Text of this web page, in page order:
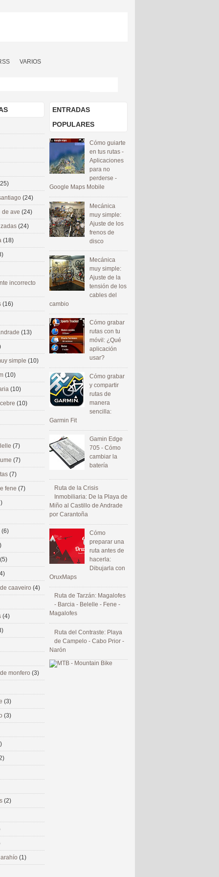
VARIOS
ENTRADAS
POPULARES
Cómo guiarte
en tus rutas -
Aplicaciones
para no
perderse -
Google Maps Mobile
Mecánica
muy simple:
Ajuste de los
frenos de
disco
Mecánica
muy simple:
Ajuste de la
tensión de los
cables del
cambio
Cómo grabar
rutas con tu
móvil: ¿Qué
aplicación
usar?
Cómo grabar
y compartir
rutas de
manera
sencilla:
Garmin Fit
Gamin Edge
705 - Cómo
cambiar la
batería
Ruta de la Crisis
Inmobiliaria: De la Playa de
Miño al Castillo de Andrade
por Carantoña
Cómo
preparar una
ruta antes de
hacerla:
Dibujarla con
OruxMaps
Ruta de Tarzán: Magalofes
- Barcia - Belelle - Fene -
Magalofes
Ruta del Contraste: Playa
de Campelo - Cabo Prior -
Narón
(24)
de ave (24)
(24)
(18)
incorrecto
(16)
(13)
simple (10)
(10)
(10)
(10)
(7)
(7)
(7)
fene (7)
(6)
(5)
caaveiro (4)
(4)
monfero (3)
(3)
(3)
(2)
(1)